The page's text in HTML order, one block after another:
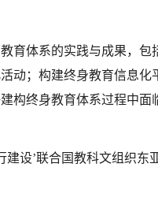
育体系的实践与成果，
动；构建终身教育信息
构终身教育体系过程中
建设’联合国教科文组织东